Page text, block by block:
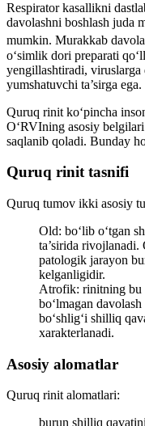
Respirator kasallikni
davolashni boshlash juda
mumkin. Murakkab
o‘simlik dori preparati
yengillashtiradi,
yumshatuvchi ta’sirga ega.
Quruq rinit ko‘pincha
O‘RVIning asosiy
saqlanib qoladi. Bunday
Quruq rinit tasnifi
Quruq tumov ikki asosiy
Old: bo‘lib o‘tgan
ta’sirida
patologik jarayon
kelganligidir.
Atrofik: rinitning bu
bo‘lmagan
bo‘shlig‘i shilliq
xarakterlanadi.
Asosiy alomatlar
Quruq rinit alomatlari:
burun shilliq